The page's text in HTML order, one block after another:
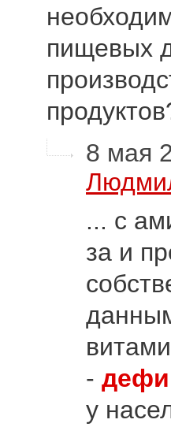
пищевых
8 мая
... с
за и
-
у